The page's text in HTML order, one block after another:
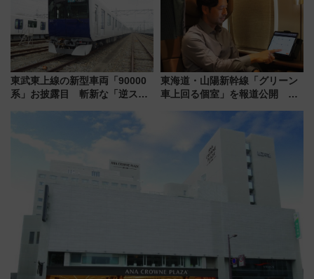
東武東上線の新型車両「90000
系」お披露目 斬新な「逆スラ
東海道・山陽新幹線「グリーン
車上回る個室」を報道公開 プ